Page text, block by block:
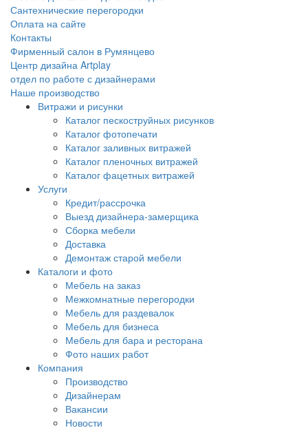
Сантехнические перегородки
Оплата на сайте
Контакты
Фирменный салон в Румянцево
Центр дизайна Artplay
отдел по работе с дизайнерами
Наше производство
Витражи и рисунки
Каталог пескоструйных рисунков
Каталог фотопечати
Каталог заливных витражей
Каталог пленочных витражей
Каталог фацетных витражей
Услуги
Кредит/рассрочка
Выезд дизайнера-замерщика
Сборка мебели
Доставка
Демонтаж старой мебели
Каталоги и фото
Мебель на заказ
Межкомнатные перегородки
Мебель для раздевалок
Мебель для бизнеса
Мебель для бара и ресторана
Фото наших работ
Компания
Производство
Дизайнерам
Вакансии
Новости